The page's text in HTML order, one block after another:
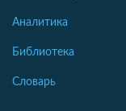
Аналитика
Библиотека
Словарь